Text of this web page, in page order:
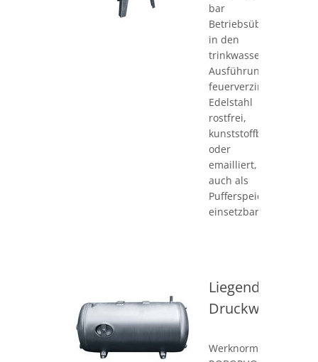
bar
Betriebsüberdruck,
in den
trinkwassergerechten
Ausführungen
feuerverzinkt,
Edelstahl
rostfrei,
kunststoffbeschichtet
oder
emailliert,
auch als
Pufferspeicher
einsetzbar!
Liegende
Werknorm